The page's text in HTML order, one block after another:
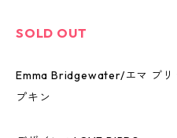
SOLD OUT
Emma Bridgewater/エマ ブリ
プキン